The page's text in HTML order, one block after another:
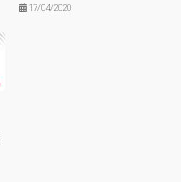
17/04/2020